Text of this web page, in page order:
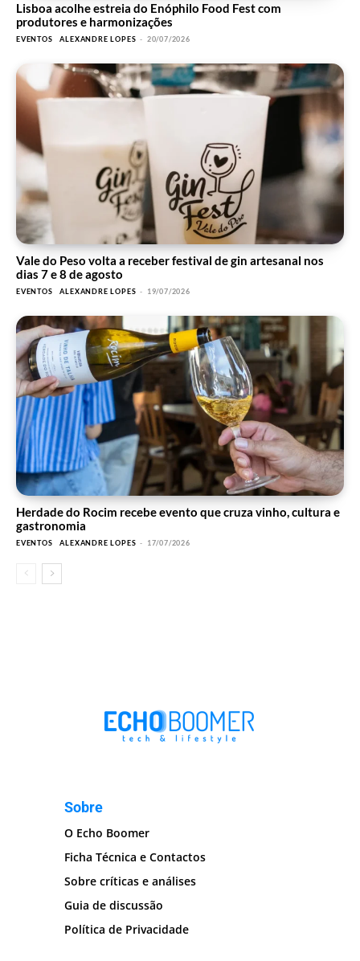
Lisboa acolhe estreia do Enóphilo Food Fest com
produtores e harmonizações
EVENTOS ALEXANDRE LOPES - 20/07/2026
Vale do Peso volta a receber festival de gin artesanal nos
dias 7 e 8 de agosto
EVENTOS ALEXANDRE LOPES - 19/07/2026
Herdade do Rocim recebe evento que cruza vinho, cultura e
gastronomia
EVENTOS ALEXANDRE LOPES - 17/07/2026
Sobre
O Echo Boomer
Ficha Técnica e Contactos
Sobre críticas e análises
Guia de discussão
Política de Privacidade